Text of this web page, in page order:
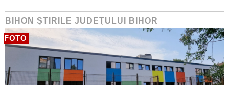
BIHON ŞTIRILE JUDEŢULUI BIHOR
FOTO